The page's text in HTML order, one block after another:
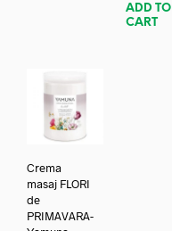
ADD TO
CART
Crema
masaj FLORI
de
PRIMAVARA-